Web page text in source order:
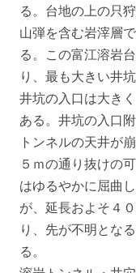
る。台地の上の只
山弾を含む岩滓層
る。この富江溶岩
り、最も大きい井
井坑の入口は大き
ある。井坑の入口
トンネルの天井が
５ｍの通り抜けの
はゆるやかに屈曲
が、延長およそ４
り、先が不明とな
る。